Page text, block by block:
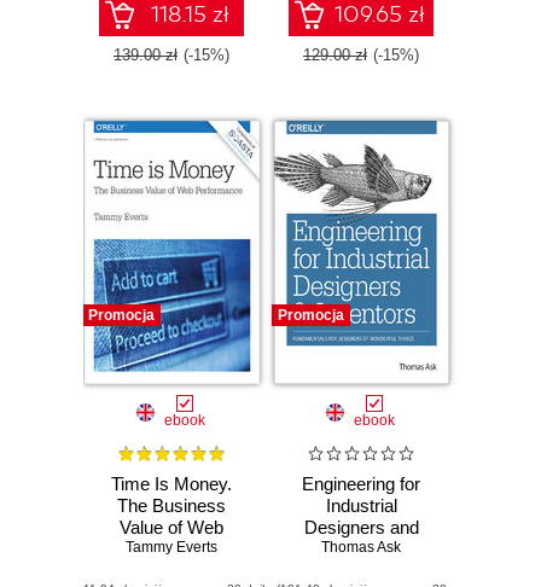
118.15 zł
139.00 zł (-15%)
109.65 zł
129.00 zł (-15%)
Promocja
ebook
Time Is Money.
The Business
Value of Web
Performance
Tammy Everts
Promocja
ebook
Engineering for
Industrial
Designers and
Inventors.
Thomas Ask